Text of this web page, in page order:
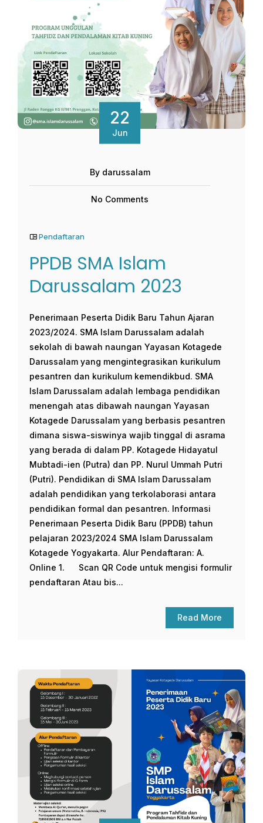
22
Jun
By darussalam
No Comments
Pendaftaran
PPDB SMA Islam
Darussalam 2023
Penerimaan Peserta Didik Baru Tahun Ajaran
2023/2024. SMA Islam Darussalam adalah
sekolah di bawah naungan Yayasan Kotagede
Darussalam yang mengintegrasikan kurikulum
pesantren dan kurikulum kemendikbud. SMA
Islam Darussalam adalah lembaga pendidikan
menengah atas dibawah naungan Yayasan
Kotagede Darussalam yang berbasis pesantren
dimana siswa-siswinya wajib tinggal di asrama
yang berada di dalam PP. Kotagede Hidayatul
Mubtadi-ien (Putra) dan PP. Nurul Ummah Putri
(Putri). Pendidikan di SMA Islam Darussalam
adalah pendidikan yang terkolaborasi antara
pendidikan formal dan pesantren. Informasi
Penerimaan Peserta Didik Baru (PPDB) tahun
pelajaran 2023/2024 SMA Islam Darussalam
Kotagede Yogyakarta. Alur Pendaftaran: A.
Online 1. Scan QR Code untuk mengisi formulir
pendaftaran Atau bis...
Read More